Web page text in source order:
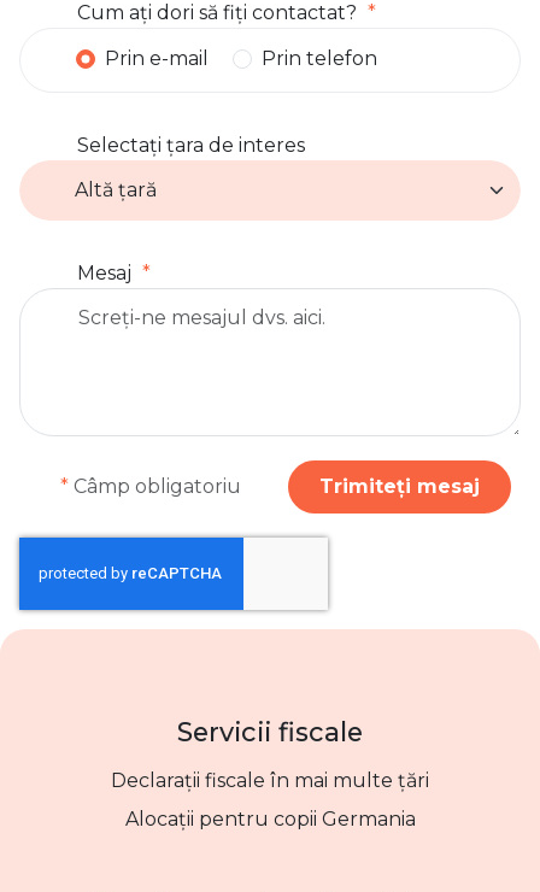
Cum ați dori să fiți contactat?
Prin e-mail
Prin telefon
Selectați țara de interes
Mesaj
* Câmp obligatoriu Trimiteți mesaj
Servicii fiscale
Declarații fiscale în mai multe țări
Alocații pentru copii Germania